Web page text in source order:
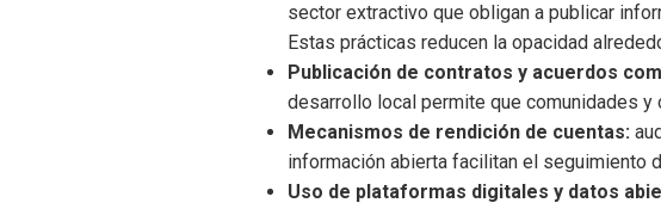
sector extractivo que obligan a publicar
Estas prácticas reducen la opacidad
Publicación de contratos y acuerdos
desarrollo local permite que comunidades
Mecanismos de rendición de cuentas:
información abierta facilitan el seguimiento
Uso de plataformas digitales y datos